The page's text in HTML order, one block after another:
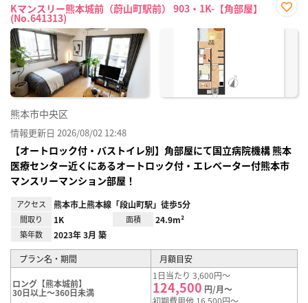
Kマンスリー熊本城前（蔚山町駅前） 903・1K-【角部屋】
(No.641313)
に入
熊本市中央区
情報更新日 2026/08/02 12:48
【オートロック付・バストイレ別】角部屋にて国立病院機構 熊本
医療センター近くにあるオートロック付・エレベーター付熊本市
マンスリーマンション部屋！
アクセス 熊本市上熊本線「段山町駅」徒歩5分
間取り 1K 面積 24.9m²
築年数 2023年 3月 築
プラン名・期間 月額目安
ロング【熊本城前】
30日以上～360日未満
1日当たり 3,600円～
124,500 円/月～
初期費用他 16,500円～